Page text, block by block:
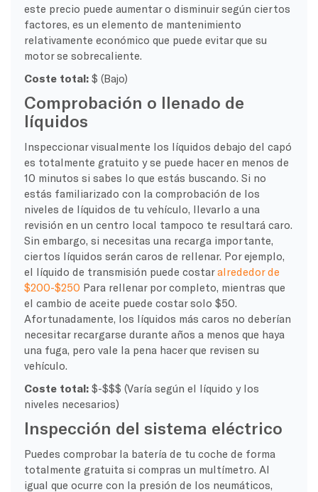
este precio puede aumentar o disminuir según ciertos
factores, es un elemento de mantenimiento
relativamente económico que puede evitar que su
motor se sobrecaliente.
Coste total:$ (Bajo)
Comprobación o llenado de
líquidos
Inspeccionar visualmente los líquidos debajo del capó
es totalmente gratuito y se puede hacer en menos de
10 minutos si sabes lo que estás buscando. Si no
estás familiarizado con la comprobación de los
niveles de líquidos de tu vehículo, llevarlo a una
revisión en un centro local tampoco te resultará caro.
Sin embargo, si necesitas una recarga importante,
ciertos líquidos serán caros de rellenar. Por ejemplo,
el líquido de transmisión puede costaralrededor de
$200-$250 Para rellenar por completo, mientras que
el cambio de aceite puede costar solo $50.
Afortunadamente, los líquidos más caros no deberían
necesitar recargarse durante años a menos que haya
una fuga, pero vale la pena hacer que revisen su
vehículo.
Coste total:$-$$$ (Varía según el líquido y los
niveles necesarios)
Inspección del sistema eléctrico
Puedes comprobar la batería de tu coche de forma
totalmente gratuita si compras un multímetro. Al
igual que ocurre con la presión de los neumáticos,